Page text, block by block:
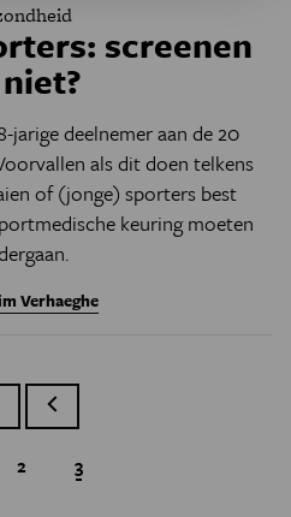
screenen
jarige deelnemer aan de 20
als dit doen telkens
of (jonge) sporters best
keuring moeten
Verhaeghe
Paginatie
pagina
Vorige pagina
Page
2 Huidige pagina
3